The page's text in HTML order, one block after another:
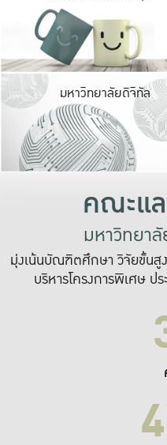
มหาวิทยาลัยดิจิทัล
คณะแ
มหาวิทยา
มุ่งเน้นบัณฑิตศึกษา วิจัยขั้นสู
บริหารโครงการพิเศษ ป